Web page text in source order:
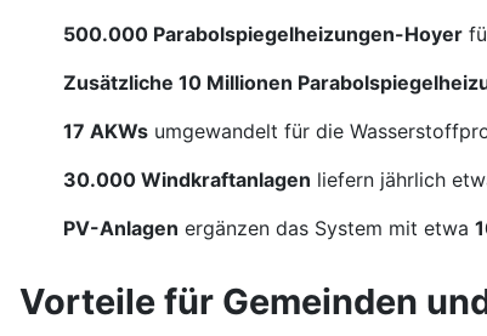
500.000 Parabolspiegelheizungen-Hoyer
Zusätzliche 10 Millionen
17 AKWs umgewandelt für die
30.000 Windkraftanlagen liefern jährlich
PV-Anlagen ergänzen das System mit etwa
Vorteile für Gemeinden